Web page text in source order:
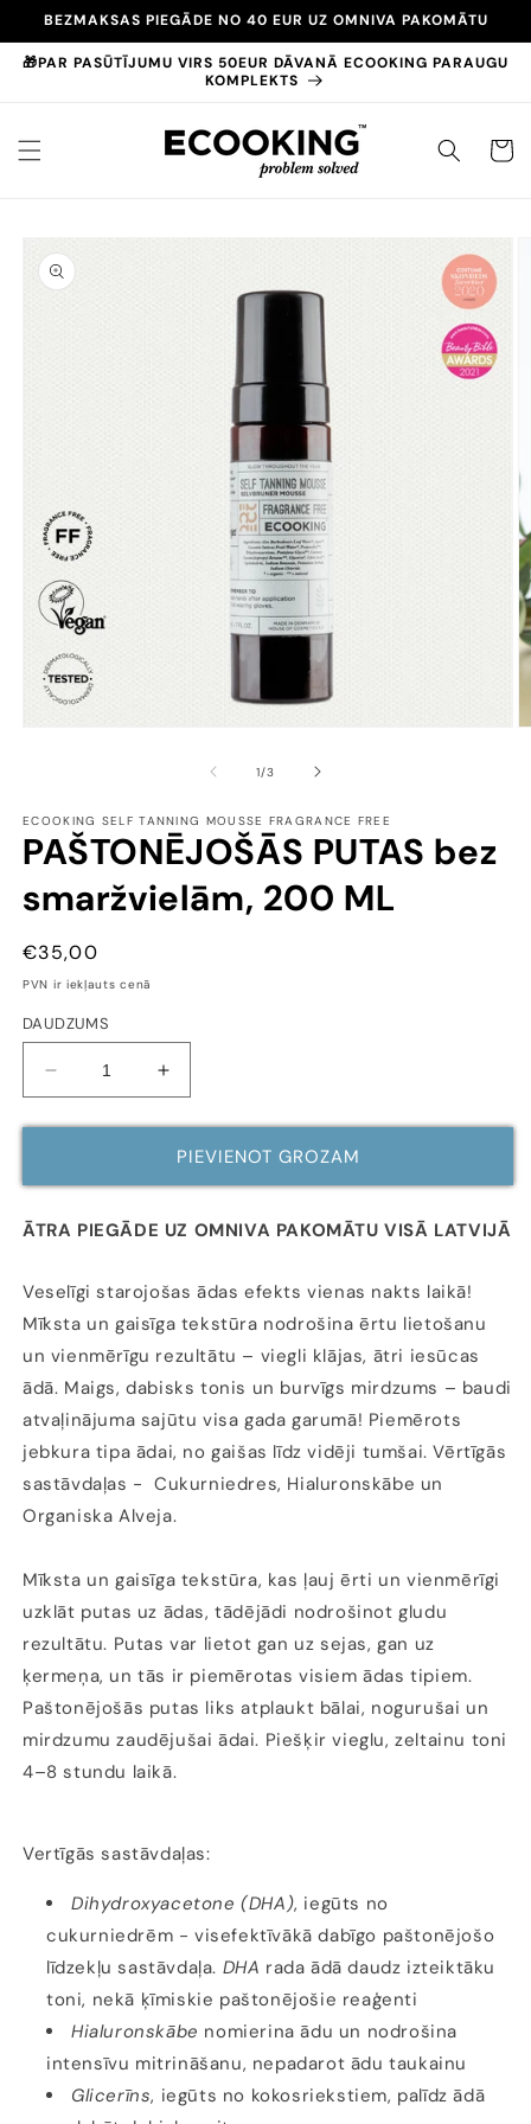
uz
saturu
BEZMAKSAS PIEGĀDE NO 40 EUR UZ OMNIVA PAKOMĀTU
🎁PAR PASŪTĪJUMU VIRS 50EUR DĀVANĀ ECOOKING PARAUGU
KOMPLEKTS
GROZS
Pāriet uz
produktu
informāciju
1/of
3
ECOOKING SELF TANNING MOUSSE FRAGRANCE FREE
PAŠTONĒJOŠĀS PUTAS bez
smaržvielām, 200 ML
CENA
€35,00
PVN ir iekļauts cenā
DAUDZUMS
Samazināt
daudzumu
PAŠTONĒJOŠĀS
bez
200
Palielināt
daudzumu
PAŠTONĒJOŠĀS
PUTAS
bez
200
PIEVIENOT GROZAM
ĀTRA PIEGĀDE UZ OMNIVA PAKOMĀTU VISĀ LATVIJĀ
Veselīgi starojošas ādas efekts vienas nakts laikā!
Mīksta un gaisīga tekstūra nodrošina ērtu lietošanu
un vienmērīgu rezultātu – viegli klājas, ātri iesūcas
ādā. Maigs, dabisks tonis un burvīgs mirdzums – baudi
atvaļinājuma sajūtu visa gada garumā! Piemērots
jebkura tipa ādai, no gaišas līdz vidēji tumšai. Vērtīgās
sastāvdaļas - Cukurniedres, Hialuronskābe un
Organiska Alveja.
Mīksta un gaisīga tekstūra, kas ļauj ērti un vienmērīgi
uzklāt putas uz ādas, tādējādi nodrošinot gludu
rezultātu. Putas var lietot gan uz sejas, gan uz
ķermeņa, un tās ir piemērotas visiem ādas tipiem.
Paštonējošās putas liks atplaukt bālai, nogurušai un
mirdzumu zaudējušai ādai. Piešķir vieglu, zeltainu toni
4–8 stundu laikā.
Vertīgās sastāvdaļas:
Dihydroxyacetone (DHA), iegūts no
cukurniedrēm - visefektīvākā dabīgo paštonējošo
līdzekļu sastāvdaļa. DHA rada ādā daudz izteiktāku
toni, nekā ķīmiskie paštonējošie reaģenti
Hialuronskābe nomierina ādu un nodrošina
intensīvu mitrināšanu, nepadarot ādu taukainu
Glicerīns, iegūts no kokosriekstiem, palīdz ādā